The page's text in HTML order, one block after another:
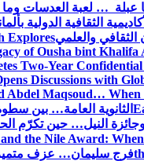
عبلة … لعبة العدسات وما
الثقافية الدولية
الثقافي والعلميExplores
of Ousha bint Khalifa
Two-Year
Discussions with
Abdel Maqsoud… When
الثانوية العامة… بين
النيل… حين تكرّم
the Nile Award:
فرج سليمان… عزف